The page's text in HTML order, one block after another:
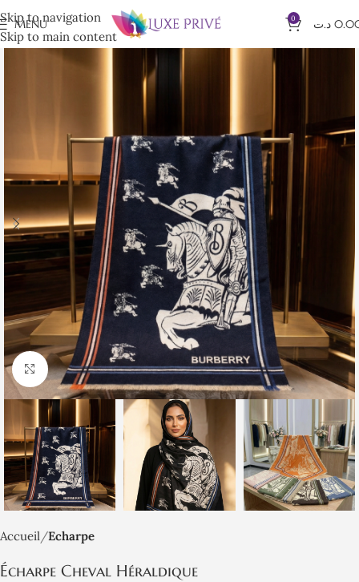
Skip to navigation
Skip to main content
MENU 0 د.ت
Click to enlarge
Accueil Echarpe
Écharpe Cheval Héraldique